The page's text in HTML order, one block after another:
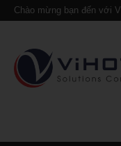
Chào mừng bạn đến với